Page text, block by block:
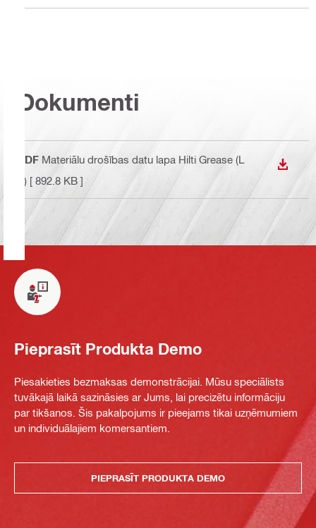
Dokumenti
PDF Materiālu drošības datu lapa Hilti Grease (L
V) [ 892.8 KB ]
Pieprasīt Produkta Demo
Piesakieties bezmaksas demonstrācijai. Mūsu speciālists
tuvākajā laikā sazināsies ar Jums, lai precizētu informāciju
par tikšanos. Šis pakalpojums ir pieejams tikai uzņēmumiem
un individuālajiem komersantiem.
PIEPRASĪT PRODUKTA DEMO